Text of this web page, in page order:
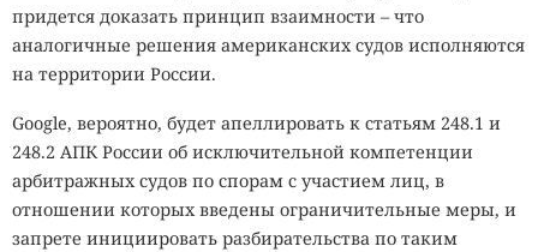
придется доказать принцип взаимности – что
аналогичные решения американских судов исполняются
на территории России.
Google, вероятно, будет апеллировать к статьям 248.1 и
248.2 АПК России об исключительной компетенции
арбитражных судов по спорам с участием лиц, в
отношении которых введены ограничительные меры, и
запрете инициировать разбирательства по таким